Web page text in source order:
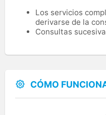
Los servicios
derivarse de la
Consultas
CÓMO